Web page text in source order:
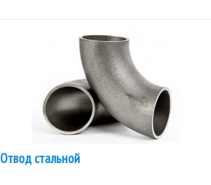
Отвод стальной